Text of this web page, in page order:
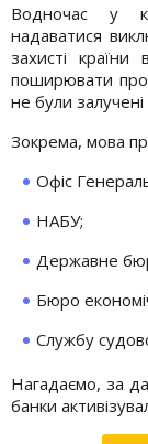
Водночас у
надаватися
захисті країни
поширювати
не були
Зокрема, мова
Офіс
НАБУ;
Державне
Бюро
Службу
Нагадаємо, за
банки